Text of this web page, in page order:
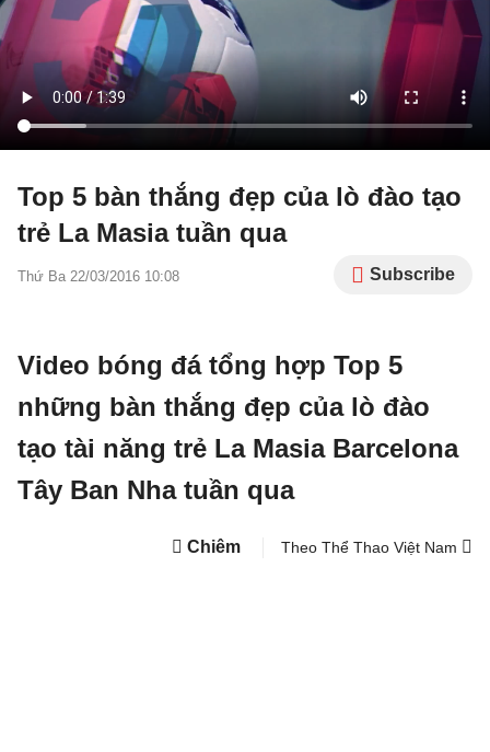
Top 5 bàn thắng đẹp của lò đào tạo
trẻ La Masia tuần qua
Thứ Ba 22/03/2016 10:08 Subscribe
Video bóng đá tổng hợp Top 5
những bàn thắng đẹp của lò đào
tạo tài năng trẻ La Masia Barcelona
Tây Ban Nha tuần qua
Chiêm Theo Thể Thao Việt Nam